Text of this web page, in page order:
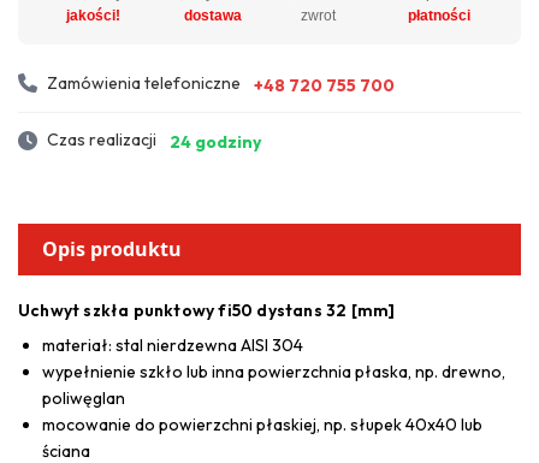
jakości!
dostawa
zwrot
płatności
Zamówienia telefoniczne +48 720 755 700
Czas realizacji 24 godziny
Opis produktu
Uchwyt szkła punktowy fi50 dystans 32 [mm]
materiał: stal nierdzewna AISI 304
wypełnienie szkło lub inna powierzchnia płaska, np. drewno,
poliwęglan
mocowanie do powierzchni płaskiej, np. słupek 40x40 lub
ściana